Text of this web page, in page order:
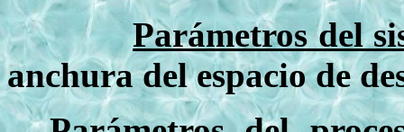
Parámetros del
anchura del espacio de